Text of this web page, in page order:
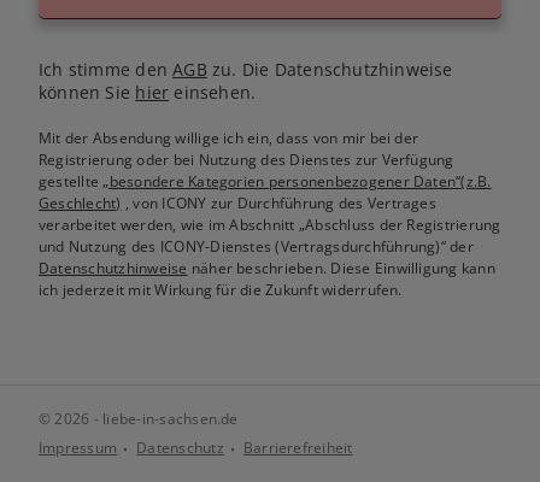
Ich stimme denAGB zu. Die Datenschutzhinweise
können Sie hier einsehen.
Mit der Absendung willige ich ein, dass von mir bei der
Registrierung oder bei Nutzung des Dienstes zur Verfügung
gestellte„besondere Kategorien personenbezogener Daten“(z.B.
Geschlecht) , von ICONY zur Durchführung des Vertrages
verarbeitet werden, wie im Abschnitt „Abschluss der Registrierung
und Nutzung des ICONY-Dienstes (Vertragsdurchführung)“ der
Datenschutzhinweise näher beschrieben. Diese Einwilligung kann
ich jederzeit mit Wirkung für die Zukunft widerrufen.
© 2026 - liebe-in-sachsen.de
Impressum
Datenschutz Barrierefreiheit